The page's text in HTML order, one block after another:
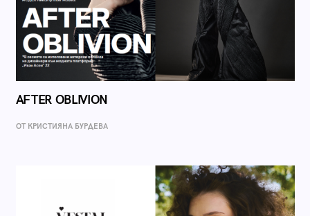
AFTER OBLIVION
ОТ КРИСТИЯНА БУРДЕВА